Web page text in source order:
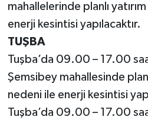
mahallelerinde planlı
enerji kesintisi yapılacaktır.
TUŞBA
Tuşba’da 09.00 – 17.00
Şemsibey mahallesinde
nedeni ile enerji kesintisi
Tuşba’da 09.00 – 17.00